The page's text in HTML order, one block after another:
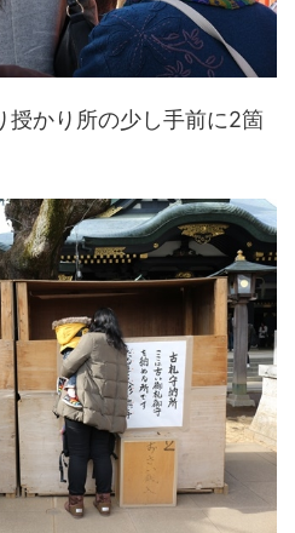
授かり所の少し手前に2箇